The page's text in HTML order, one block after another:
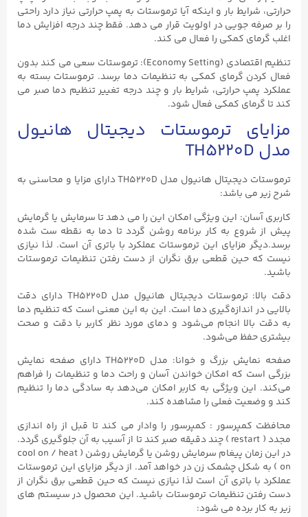
حرارتی، شرایط بار و اینکه آیا ترموستات به پمپ حرارتی نیاز دارد راحتی
را بر صرفه جویی در اولویت قرار می دهد. فقط چند درجه افزایش دما
اغلب گرمای کمکی را فعال می کند.
تنظیم اقتصادی (Economy Setting): ترموستات سعی می کند بدون
فعال کردن گرمای کمکی به تنظیمات دما برسد. ترموستات بسته به
عملکرد پمپ حرارتی، شرایط بار و چند درجه تغییر تنظیم دما صبر می
کند تا گرمای کمکی فعال شود.
مزایای ترموستات دیجیتال هانیول
مدل TH5220D
ترموستات دیجیتال هانیول مدل TH5220D دارای مزایا و محاسنی به
شرح زیر می باشد:
کاربری آسان: این ویژگی امکان این را می دهد تا سرمایش یا گرمایش
پیش از شروع به کار برنامه روشن گردد تا دما به نقطه ست شده
برسد.دیگر مزایای این ترموستات عملکرد با باتری آن است. لذا نیازی
نیست که حین قطعی برق نگران از دست رفتن تنظیمات ترموستات
باشید.
دقت بالا: ترموستات دیجیتال هانیول مدل TH5220D دارای دقت
بالایی در اندازه‌گیری دما است. این به این معنی است که تنظیم دما
به دقت بالا انجام می‌شود و دمای مورد نظر کاربر با دقت و صحت
بیشتری حفظ می‌شود.
صفحه نمایش بزرگ و خوانا: مدل TH5220D دارای صفحه نمایش
بزرگی است که امکان خواندن آسان و راحت دما و تنظیمات را فراهم
می‌کند. این ویژگی به کاربر امکان می‌دهد به سادگی دما را تنظیم
کند و وضعیت فعلی را مشاهده کند.
محافظت کمپرسور : کمپرسور را وادار می کند تا قبل از راه اندازی
مجدد ( restart ) چند دقیقه صبر کند تا از آسیب به آن جلوگیری گردد.
در این زمان پیغام سرمایش روشن یا گرمایش روشن ( cool on / heat
on ) به شکل چشمک زن در خواهد آمد. از دیگر مزایای این ترموستات
عملکرد با باتری آن است لذا نیازی نیست که حین قطعی برق نگران از
دست رفتن تنظیمات ترموستات باشید. این محصول در سیستم های
زیر به کار برده می شود: